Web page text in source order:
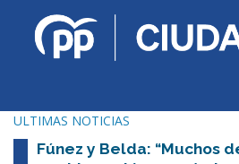
ULTIMAS NOTICIAS
Fúnez y Belda: “Muchos